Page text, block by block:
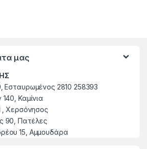
μας
Εσταυρωμένος 2810 258393
Καμίνια
, Χερσόνησος
90, Πατέλες
15, Αμμουδάρα